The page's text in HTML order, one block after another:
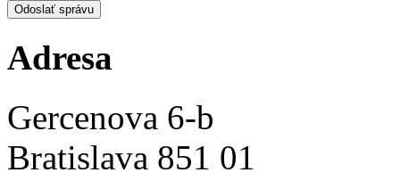
Odoslať správu
Adresa
Gercenova 6-b
Bratislava 851 01